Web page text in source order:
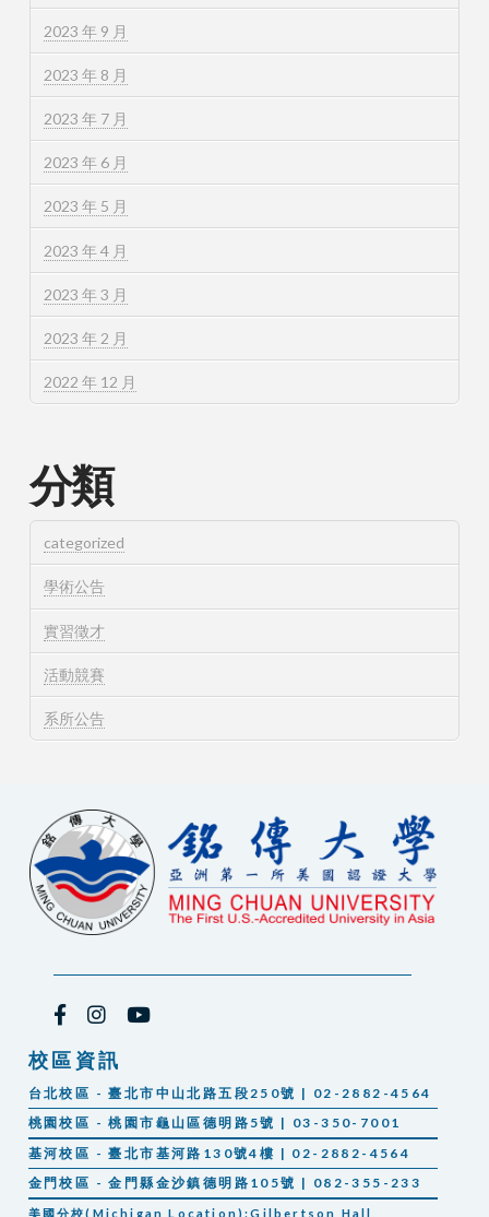
2023 年 9 月
2023 年 8 月
2023 年 7 月
2023 年 6 月
2023 年 5 月
2023 年 4 月
2023 年 3 月
2023 年 2 月
2022 年 12 月
分類
categorized
學術公告
實習徵才
活動競賽
系所公告
校區資訊
台北校區 - 臺北市中山北路五段250號 | 02-2882-4564
桃園校區 - 桃園市龜山區德明路5號 | 03-350-7001
基河校區 - 臺北市基河路130號4樓 | 02-2882-4564
金門校區 - 金門縣金沙鎮德明路105號 | 082-355-233
美國分校(Michigan Location):Gilbertson Hall,